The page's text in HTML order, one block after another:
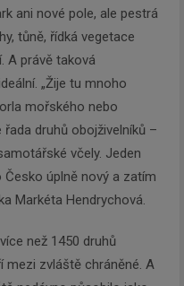
ani nové pole, ale pestrá
tůně, řídká vegetace
A právě taková
„Žije tu mnoho
mořského nebo
druhů obojživelníků –
včely. Jeden
úplně nový a zatím
Markéta Hendrychová.
než 1450 druhů
mezi zvláště chráněné. A